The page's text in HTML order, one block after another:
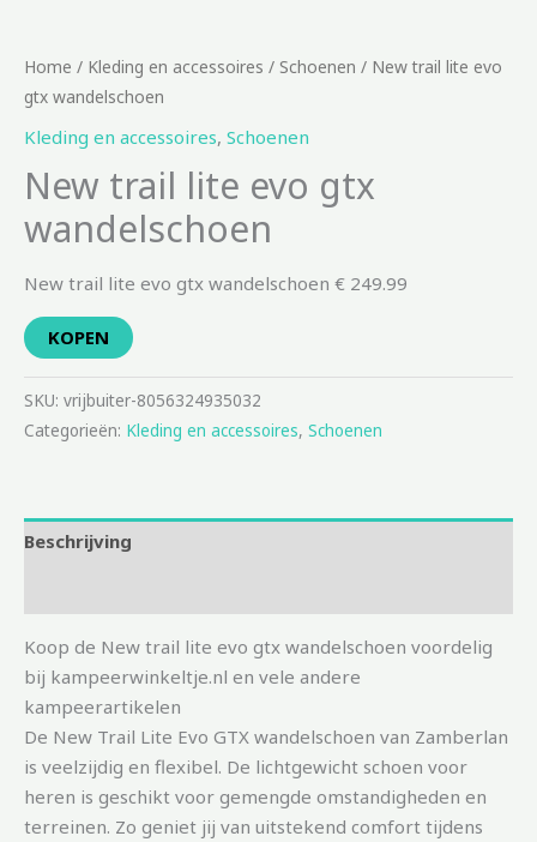
Home / Kleding en accessoires / Schoenen / New trail lite evo
gtx wandelschoen
Kleding en accessoires, Schoenen
New trail lite evo gtx
wandelschoen
New trail lite evo gtx wandelschoen € 249.99
KOPEN
SKU: vrijbuiter-8056324935032
Categorieën: Kleding en accessoires, Schoenen
Beschrijving
Koop de New trail lite evo gtx wandelschoen voordelig
bij kampeerwinkeltje.nl en vele andere
kampeerartikelen
De New Trail Lite Evo GTX wandelschoen van Zamberlan
is veelzijdig en flexibel. De lichtgewicht schoen voor
heren is geschikt voor gemengde omstandigheden en
terreinen. Zo geniet jij van uitstekend comfort tijdens